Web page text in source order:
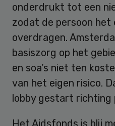
onderdrukt tot een
zodat de persoon het
overdragen.
basiszorg op het
en soa’s niet ten
van het eigen risico.
lobby gestart richting
Het Aidsfonds is blij